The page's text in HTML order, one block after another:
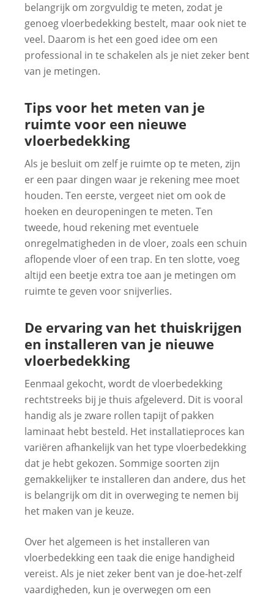
belangrijk om zorgvuldig te meten, zodat je
genoeg vloerbedekking bestelt, maar ook niet te
veel. Daarom is het een goed idee om een
professional in te schakelen als je niet zeker bent
van je metingen.
Tips voor het meten van je
ruimte voor een nieuwe
vloerbedekking
Als je besluit om zelf je ruimte op te meten, zijn
er een paar dingen waar je rekening mee moet
houden. Ten eerste, vergeet niet om ook de
hoeken en deuropeningen te meten. Ten
tweede, houd rekening met eventuele
onregelmatigheden in de vloer, zoals een schuin
aflopende vloer of een trap. En ten slotte, voeg
altijd een beetje extra toe aan je metingen om
ruimte te geven voor snijverlies.
De ervaring van het thuiskrijgen
en installeren van je nieuwe
vloerbedekking
Eenmaal gekocht, wordt de vloerbedekking
rechtstreeks bij je thuis afgeleverd. Dit is vooral
handig als je zware rollen tapijt of pakken
laminaat hebt besteld. Het installatieproces kan
variëren afhankelijk van het type vloerbedekking
dat je hebt gekozen. Sommige soorten zijn
gemakkelijker te installeren dan andere, dus het
is belangrijk om dit in overweging te nemen bij
het maken van je keuze.
Over het algemeen is het installeren van
vloerbedekking een taak die enige handigheid
vereist. Als je niet zeker bent van je doe-het-zelf
vaardigheden, kun je overwegen om een